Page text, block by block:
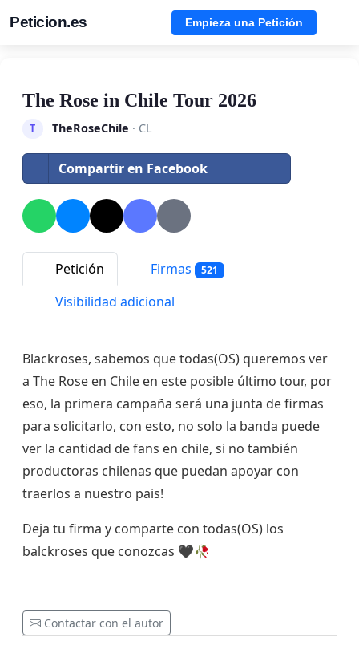
Peticion.es Empieza una Petición
The Rose in Chile Tour 2026
T TheRoseChile · CL
Compartir en Facebook
Petición Firmas 521
Visibilidad adicional
Blackroses, sabemos que todas(OS) queremos ver
a The Rose en Chile en este posible último tour, por
eso, la primera campaña será una junta de firmas
para solicitarlo, con esto, no solo la banda puede
ver la cantidad de fans en chile, si no también
productoras chilenas que puedan apoyar con
traerlos a nuestro pais!
Deja tu firma y comparte con todas(OS) los
balckroses que conozcas 🖤🥀
Contactar con el autor